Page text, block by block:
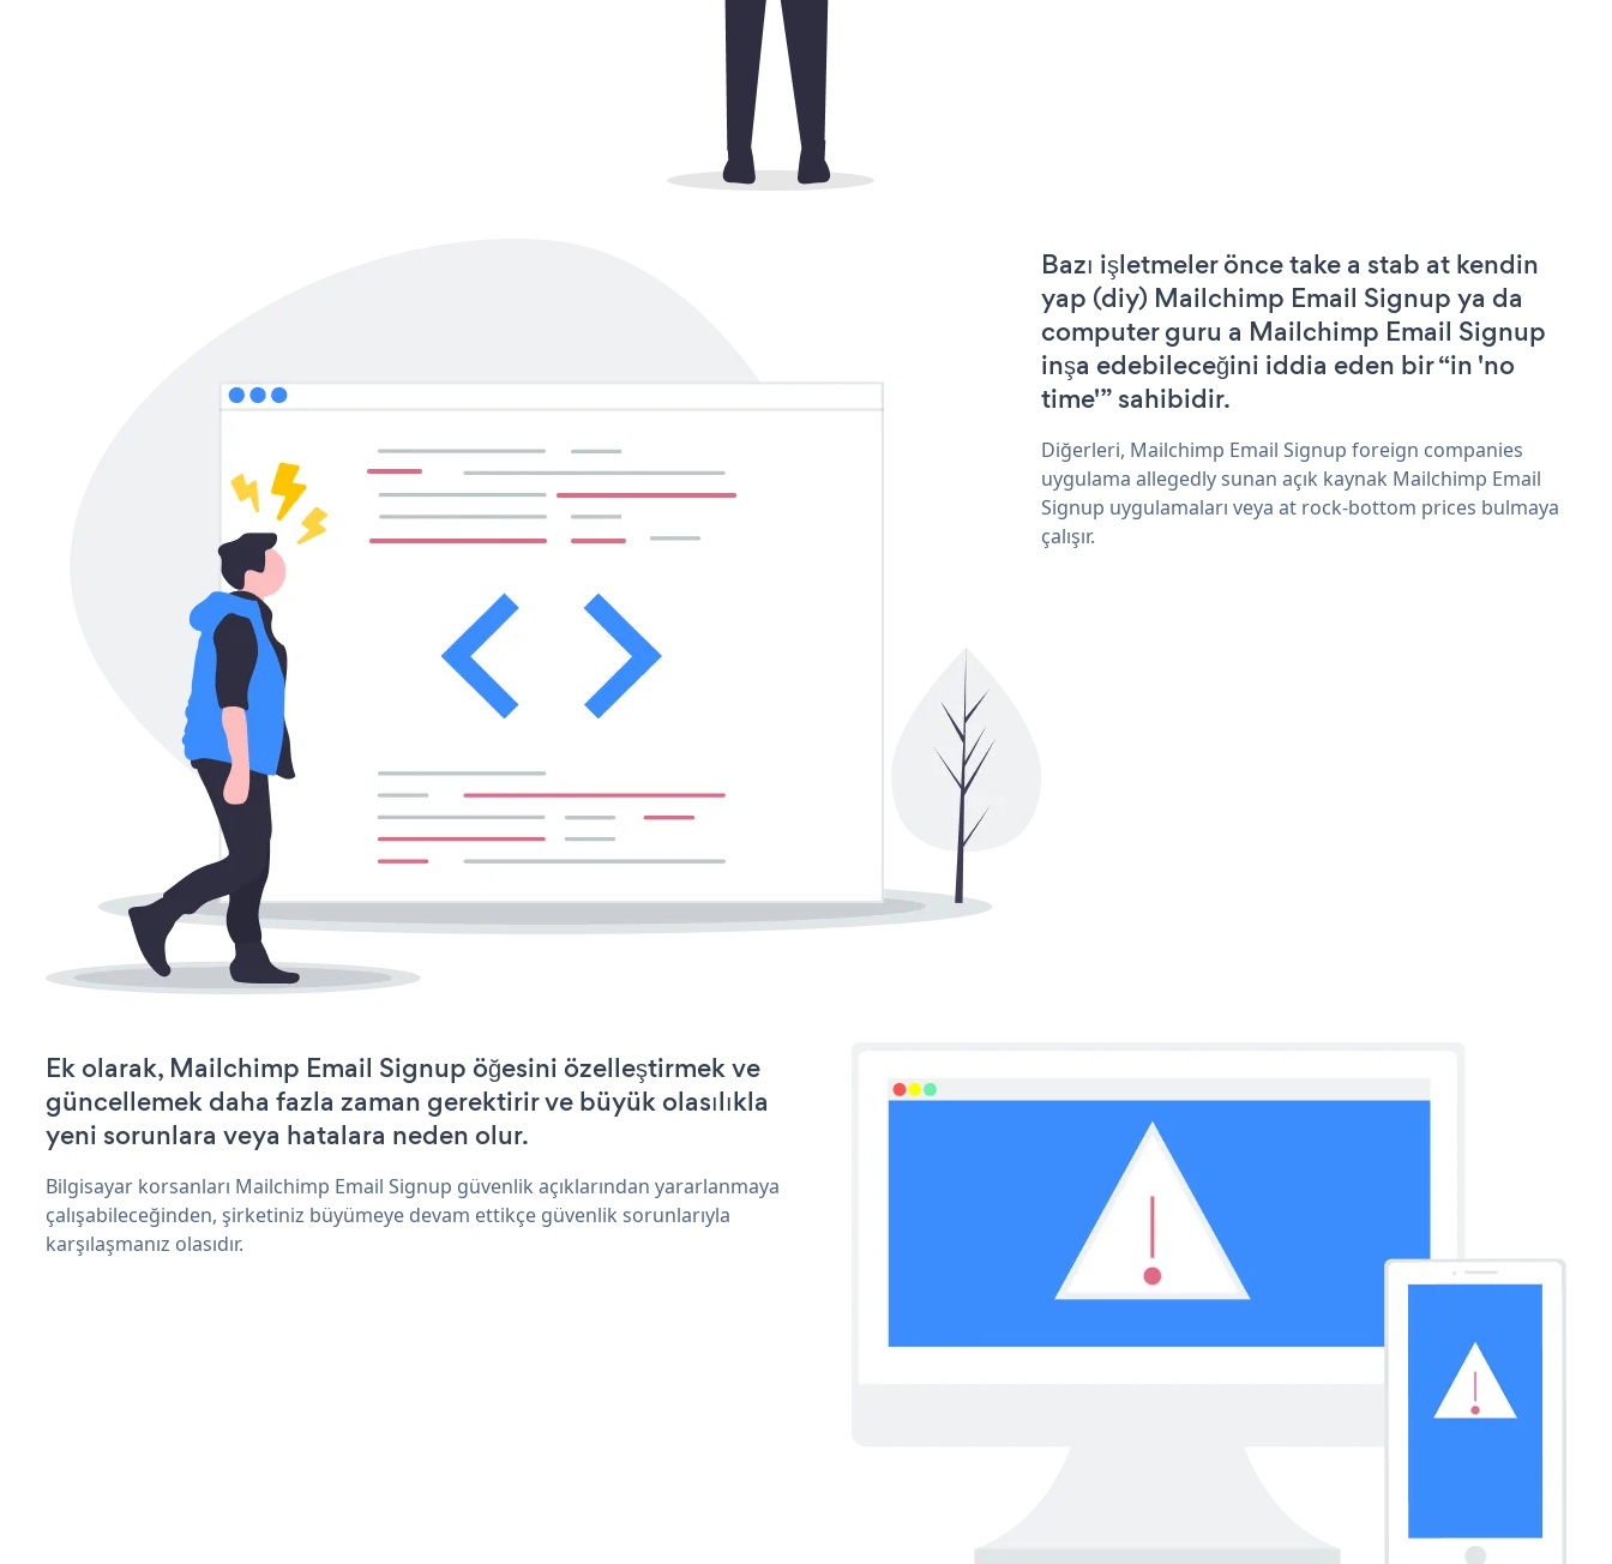
Bazı işletmeler önce take a stab at kendin
yap (diy) Mailchimp Email Signup ya da
computer guru a Mailchimp Email Signup
inşa edebileceğini iddia eden bir “in 'no
time'” sahibidir.
Diğerleri, Mailchimp Email Signup foreign companies
uygulama allegedly sunan açık kaynak Mailchimp Email
Signup uygulamaları veya at rock-bottom prices bulmaya
çalışır.
Ek olarak, Mailchimp Email Signup öğesini özelleştirmek ve
güncellemek daha fazla zaman gerektirir ve büyük olasılıkla
yeni sorunlara veya hatalara neden olur.
Bilgisayar korsanları Mailchimp Email Signup güvenlik açıklarından yararlanmaya
çalışabileceğinden, şirketiniz büyümeye devam ettikçe güvenlik sorunlarıyla
karşılaşmanız olasıdır.